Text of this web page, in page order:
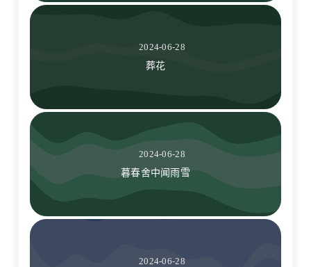
2024-06-28
葬花
2024-06-28
暮春舍中闻雨雪
2024-06-28